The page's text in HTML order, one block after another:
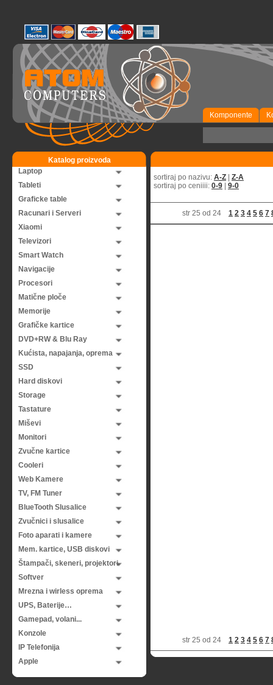
Komponente
Katalog proizvoda
Laptop
Tableti
Graficke table
Racunari i Serveri
Xiaomi
Televizori
Smart Watch
Navigacije
Procesori
Matične ploče
Memorije
Grafičke kartice
DVD+RW & Blu Ray
Kućista, napajanja, oprema
SSD
Hard diskovi
Storage
Tastature
Miševi
Monitori
Zvučne kartice
Cooleri
Web Kamere
TV, FM Tuner
BlueTooth Slusalice
Zvučnici i slusalice
Foto aparati i kamere
Mem. kartice, USB diskovi
Štampači, skeneri, projektori
Softver
Mrezna i wirless oprema
UPS, Baterije…
Gamepad, volani...
Konzole
IP Telefonija
Apple
sortiraj po nazivu: A-Z
Z-A
sortiraj po ceniiii: 0-9 9-0
str 25 od 24 1 2 3 4 5 6 7
str 25 od 24 1 2 3 4 5 6 7